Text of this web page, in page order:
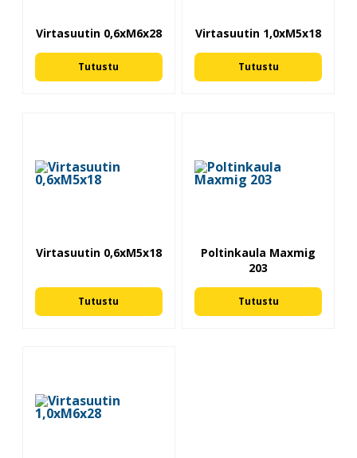
Virtasuutin 0,6xM6x28
Tutustu
Virtasuutin 1,0xM5x18
Tutustu
Virtasuutin 0,6xM5x18
Tutustu
Poltinkaula Maxmig
203
Tutustu